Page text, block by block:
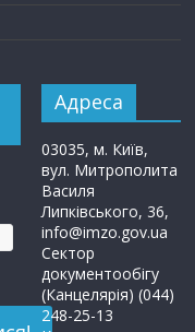
Адреса
03035, м. Київ,
вул. Митрополита
Василя
Липківського, 36,
info@imzo.gov.ua
Сектор
документообігу
(Канцелярія) (044)
248-25-13